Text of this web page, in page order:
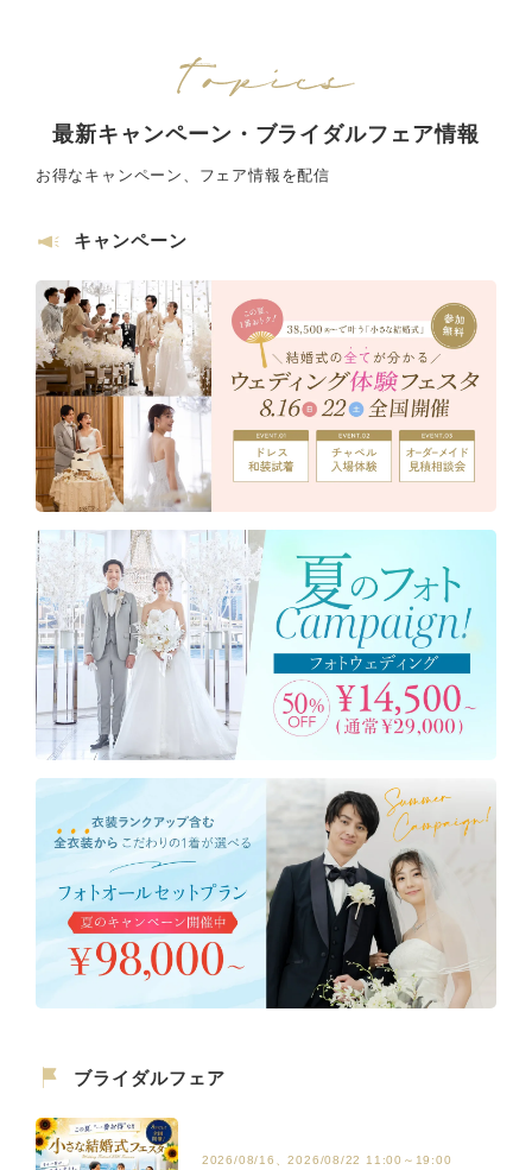
最新キャンペーン・ブライダルフェア情報
お得なキャンペーン、フェア情報を配信
キャンペーン
ブライダルフェア
2026/08/16、2026/08/22 11:00～19:00